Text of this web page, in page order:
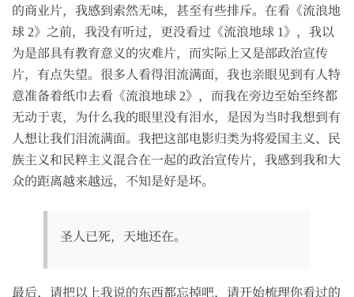
的商业片，我感到索然无味，甚至有些排斥。在看《流浪地
球 2》之前，我没有听过，更没看过《流浪地球 1》，我以
为是部具有教育意义的灾难片，而实际上又是部政治宣传
片，有点失望。很多人看得泪流满面，我也亲眼见到有人特
意准备着纸巾去看《流浪地球 2》，而我在旁边至始至终都
无动于衷，为什么我的眼里没有泪水，是因为当时我想到有
人想让我们泪流满面。我把这部电影归类为将爱国主义、民
族主义和民粹主义混合在一起的政治宣传片，我感到我和大
众的距离越来越远，不知是好是坏。
圣人已死，天地还在。
最后，请把以上我说的东西都忘掉吧，请开始梳理你看过的